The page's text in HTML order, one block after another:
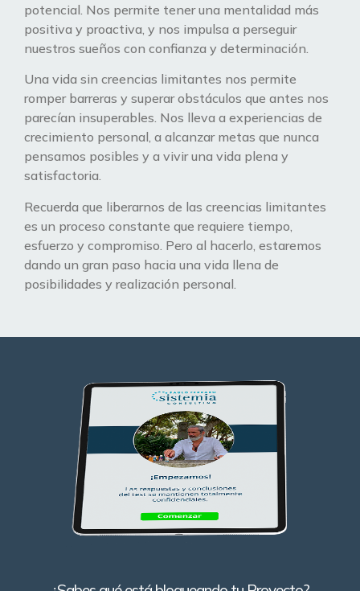
potencial. Nos permite tener una mentalidad más
positiva y proactiva, y nos impulsa a perseguir
nuestros sueños con confianza y determinación.
Una vida sin creencias limitantes nos permite
romper barreras y superar obstáculos que antes nos
parecían insuperables. Nos lleva a experiencias de
crecimiento personal, a alcanzar metas que nunca
pensamos posibles y a vivir una vida plena y
satisfactoria.
Recuerda que liberarnos de las creencias limitantes
es un proceso constante que requiere tiempo,
esfuerzo y compromiso. Pero al hacerlo, estaremos
dando un gran paso hacia una vida llena de
posibilidades y realización personal.